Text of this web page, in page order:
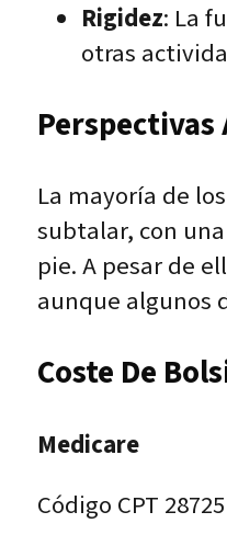
Rigidez: La
otras
La mayoría de
subtalar, con
pie. A pesar de
aunque algunos
Coste De
Medicare
Código CPT